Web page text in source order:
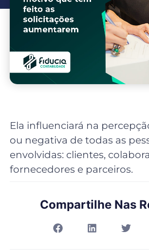
Ela influenciará na
ou negativa de todas as
envolvidas: clientes,
fornecedores e parceiros.
Compartilhe Nas